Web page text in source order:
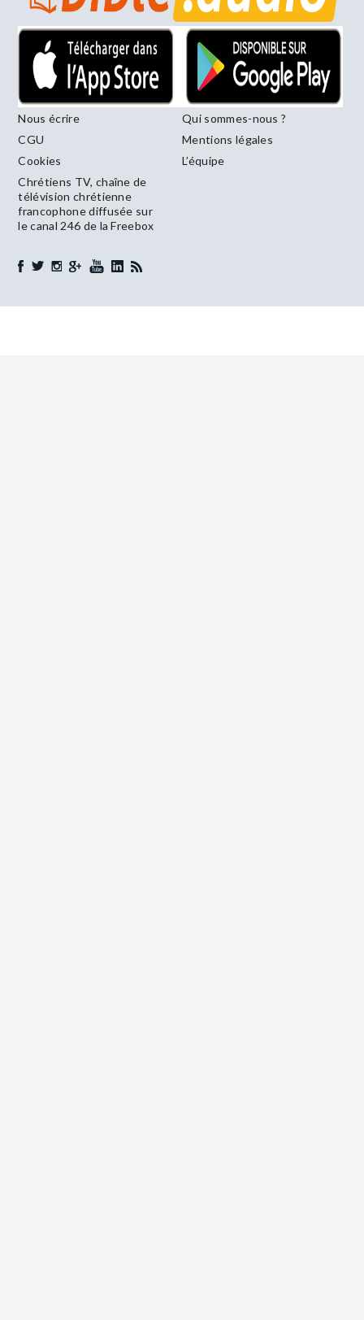
Nous écrire
Qui sommes-nous ?
CGU
Mentions légales
Cookies
L’équipe
Chrétiens TV, chaîne de
télévision chrétienne
francophone diffusée sur
le canal 246 de la Freebox